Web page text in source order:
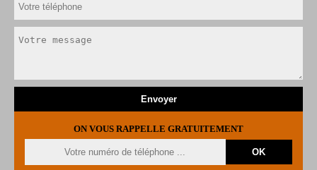
ON VOUS RAPPELLE GRATUITEMENT